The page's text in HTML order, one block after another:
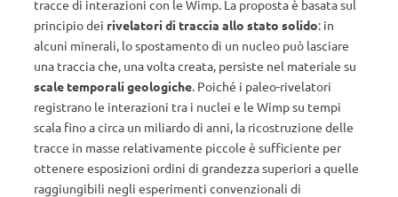
tracce di interazioni con le Wimp. La proposta è basata sul
principio dei rivelatori di traccia allo stato solido: in
alcuni minerali, lo spostamento di un nucleo può lasciare
una traccia che, una volta creata, persiste nel materiale su
scale temporali geologiche. Poiché i paleo-rivelatori
registrano le interazioni tra i nuclei e le Wimp su tempi
scala fino a circa un miliardo di anni, la ricostruzione delle
tracce in masse relativamente piccole è sufficiente per
ottenere esposizioni ordini di grandezza superiori a quelle
raggiungibili negli esperimenti convenzionali di